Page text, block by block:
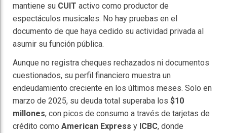
mantiene su CUIT activo como productor de
espectáculos musicales. No hay pruebas en el
documento de que haya cedido su actividad privada al
asumir su función pública.
Aunque no registra cheques rechazados ni documentos
cuestionados, su perfil financiero muestra un
endeudamiento creciente en los últimos meses. Solo en
marzo de 2025, su deuda total superaba los $10
millones, con picos de consumo a través de tarjetas de
crédito como American Express y ICBC, donde